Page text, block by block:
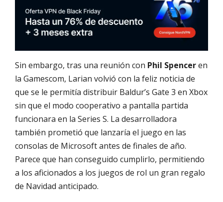
Sin embargo, tras una reunión con Phil Spenceren
la Gamescom, Larian volvió con la feliz noticia de
que se le permitía distribuir Baldur’s Gate 3 en Xbox
sin que el modo cooperativo a pantalla partida
funcionara en la Series S. La desarrolladora
también prometió que lanzaría el juego en las
consolas de Microsoft antes de finales de año.
Parece que han conseguido cumplirlo, permitiendo
a los aficionados a los juegos de rol un gran regalo
de Navidad anticipado.